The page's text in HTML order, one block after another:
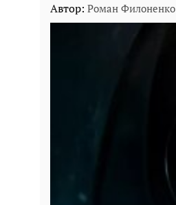
Автор: Роман Филоненко